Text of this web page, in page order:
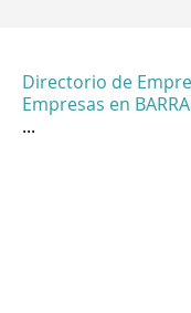
Directorio de
Empresas en
...